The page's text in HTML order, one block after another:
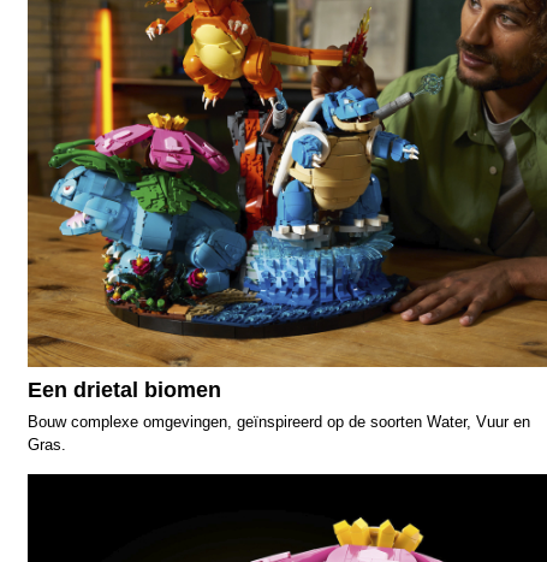
Een drietal biomen
Bouw complexe omgevingen, geïnspireerd op de soorten Water, Vuur en
Gras.